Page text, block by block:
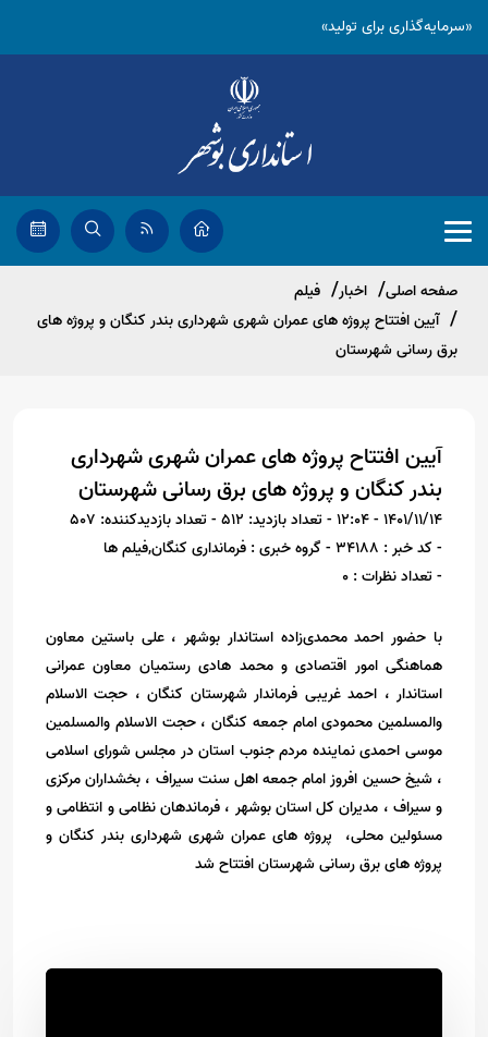
«سرمایه‌گذاری برای تولید»
صفحه اصلی اخبار
فیلم
آیین افتتاح پروژه های عمران شهری شهرداری بندر کنگان و پروژه های
برق رسانی شهرستان
آیین افتتاح پروژه های عمران شهری شهرداری
بندر کنگان و پروژه های برق رسانی شهرستان
1401/11/14 - 12:04 - تعداد بازدید: 512
- تعداد بازدیدکننده: 507
- کد خبر : 34188
- گروه خبری : فرمانداری کنگان,فیلم ها
- تعداد نظرات : 0
با حضور احمد محمدی‌زاده استاندار بوشهر ، علی باستین معاون
هماهنگی امور اقتصادی و محمد هادی رستمیان معاون عمرانی
استاندار ، احمد غریبی فرماندار شهرستان کنگان ، حجت الاسلام
والمسلمین محمودی امام جمعه کنگان ، حجت الاسلام والمسلمین
موسی احمدی نماینده مردم جنوب استان در مجلس شورای اسلامی
، شیخ حسین افروز امام جمعه اهل سنت سیراف ، بخشداران مرکزی
و سیراف ، مدیران کل استان بوشهر ، فرماندهان نظامی و انتظامی و
مسئولین محلی، پروژه های عمران شهری شهرداری بندر کنگان و
پروژه های برق رسانی شهرستان افتتاح شد